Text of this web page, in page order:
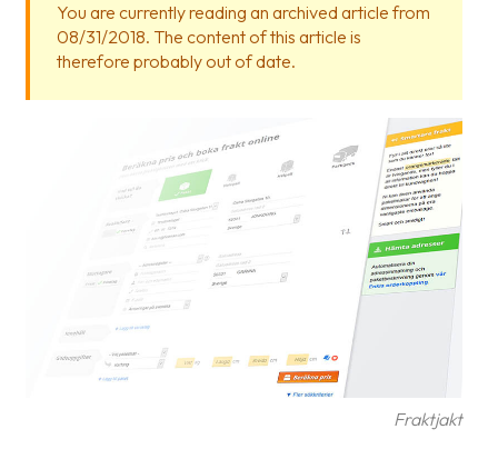
is
Fraktjakt?
Help?
Glossary
Packing
Shipping
documents
Printer
settings
You are currently reading an archived article from
08/31/2018. The content of this article is
therefore probably out of date.
Fraktjakt